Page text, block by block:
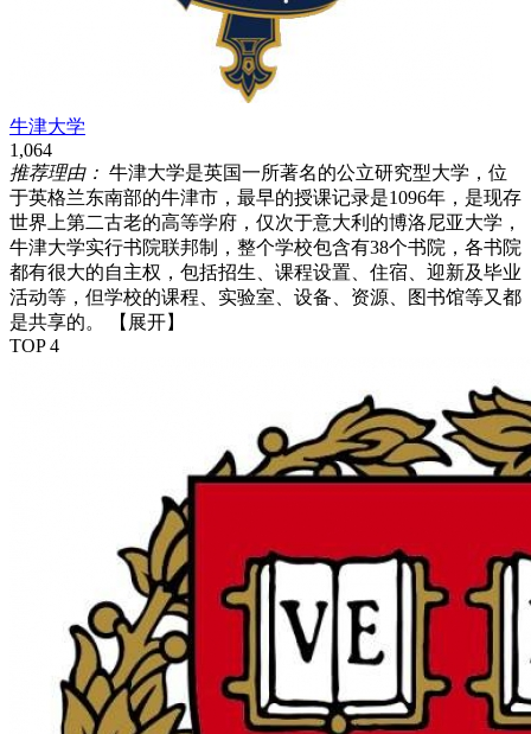
牛津大学
1,064
推荐理由： 牛津大学是英国一所著名的公立研究型大学，位
于英格兰东南部的牛津市，最早的授课记录是1096年，是现存
世界上第二古老的高等学府，仅次于意大利的博洛尼亚大学，
牛津大学实行书院联邦制，整个学校包含有38个书院，各书院
都有很大的自主权，包括招生、课程设置、住宿、迎新及毕业
活动等，但学校的课程、实验室、设备、资源、图书馆等又都
是共享的。
【展开】
TOP 4